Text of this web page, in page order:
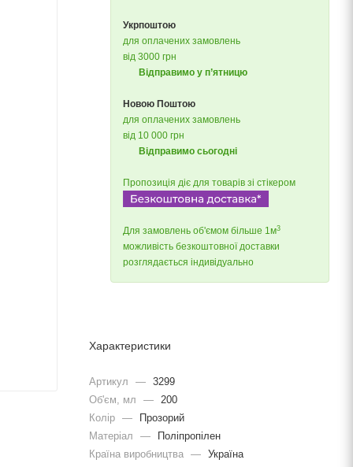
Укрпоштою
для оплачених замовлень
від 3000 грн
Відправимо у п’ятницю
Новою Поштою
для оплачених замовлень
від 10 000 грн
Відправимо сьогодні
Пропозиція діє для товарів зі стікером
Для замовлень об'ємом більше 1м3
можливість безкоштовної доставки
розглядається індивідуально
Характеристики
Артикул — 3299
Об'єм, мл
—
200
Колір —
Прозорий
Матеріал
—
Поліпропілен
Країна виробництва — Україна